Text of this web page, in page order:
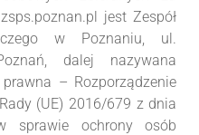
jest Zespół
w Poznaniu, ul.
dalej nazywana
– Rozporządzenie
(UE) 2016/679 z dnia
sprawie ochrony osób